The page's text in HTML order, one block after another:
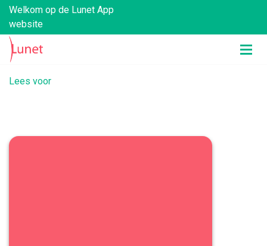
Welkom op de Lunet App
website
Lees voor